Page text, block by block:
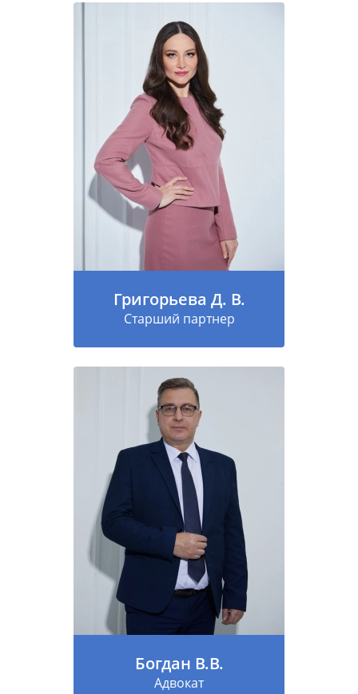
Григорьева Д. В.
Старший партнер
Богдан В.В.
Адвокат